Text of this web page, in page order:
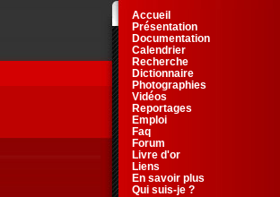
Accueil
Présentation
Documentation
Calendrier
Recherche
Dictionnaire
Photographies
Vidéos
Reportages
Emploi
Faq
Forum
Livre d'or
Liens
En savoir plus
Qui suis-je ?